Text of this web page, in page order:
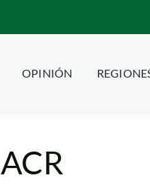
OPINIÓN
ACR